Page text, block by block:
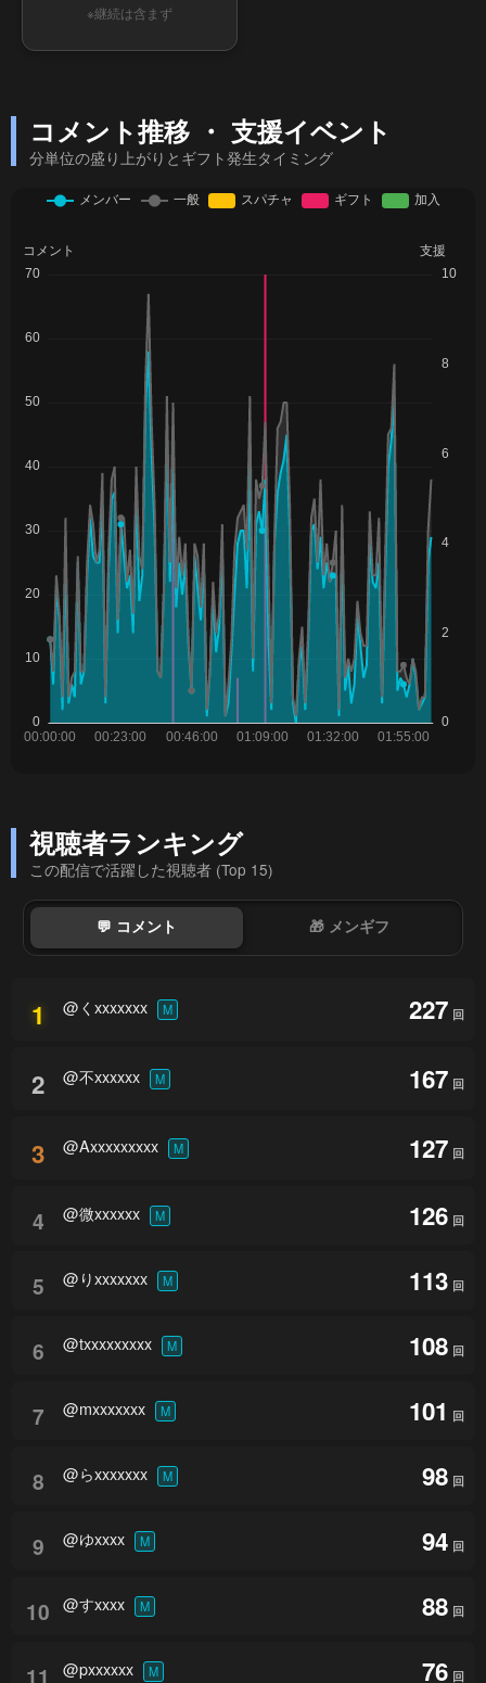
※継続は含まず
コメント推移 ・ 支援イベント
分単位の盛り上がりとギフト発生タイミング
視聴者ランキング
この配信で活躍した視聴者 (Top 15)
💬 コメント 🎁 メンギフ
1 @くxxxxxxx M 227 回
2 @不xxxxxx M 167 回
3 @Axxxxxxxxx M 127 回
4 @微xxxxxx M 126 回
5 @りxxxxxxx M 113 回
6 @txxxxxxxxx M 108 回
7 @mxxxxxxx M 101 回
8 @らxxxxxxx M 98 回
9 @ゆxxxx M 94 回
10 @すxxxx M 88 回
11 @pxxxxxx M 76 回